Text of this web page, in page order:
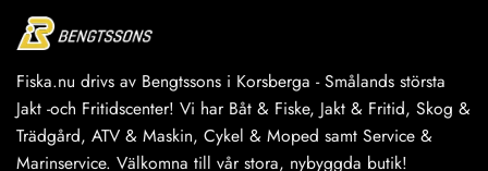
Fiska.nu drivs av Bengtssons i Korsberga - Smålands största
Jakt -och Fritidscenter! Vi har Båt & Fiske, Jakt & Fritid, Skog &
Trädgård, ATV & Maskin, Cykel & Moped samt Service &
Marinservice. Välkomna till vår stora, nybyggda butik!